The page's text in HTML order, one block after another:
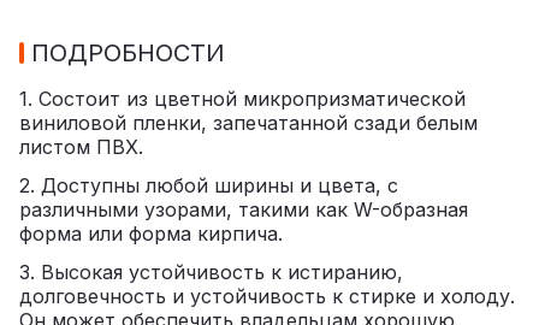
ПОДРОБНОСТИ
1. Состоит из цветной микропризматической
виниловой пленки, запечатанной сзади белым
листом ПВХ.
2. Доступны любой ширины и цвета, с
различными узорами, такими как W-образная
форма или форма кирпича.
3. Высокая устойчивость к истиранию,
долговечность и устойчивость к стирке и холоду.
Он может обеспечить владельцам хорошую